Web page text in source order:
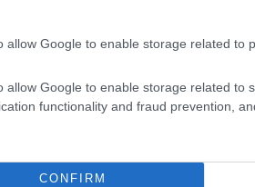
allow Google to enable storage related to
allow Google to enable storage related to
functionality and fraud prevention,
CONFIRM
Prossimo articolo
Invia un Comunicato Stampa|